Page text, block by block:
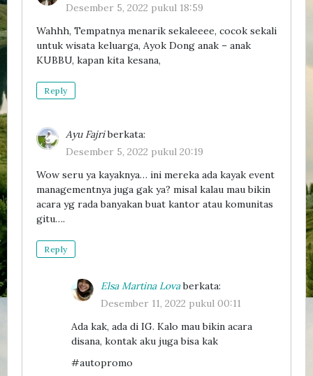
Desember 5, 2022 pukul 18:59
Wahhh, Tempatnya menarik sekaleeee, cocok sekali
untuk wisata keluarga, Ayok Dong anak – anak
KUBBU, kapan kita kesana,
Reply
Ayu Fajri berkata:
Desember 5, 2022 pukul 20:19
Wow seru ya kayaknya… ini mereka ada kayak event
managementnya juga gak ya? misal kalau mau bikin
acara yg rada banyakan buat kantor atau komunitas
gitu….
Reply
Elsa Martina Lova berkata:
Desember 11, 2022 pukul 00:11
Ada kak, ada di IG. Kalo mau bikin acara
disana, kontak aku juga bisa kak
#autopromo